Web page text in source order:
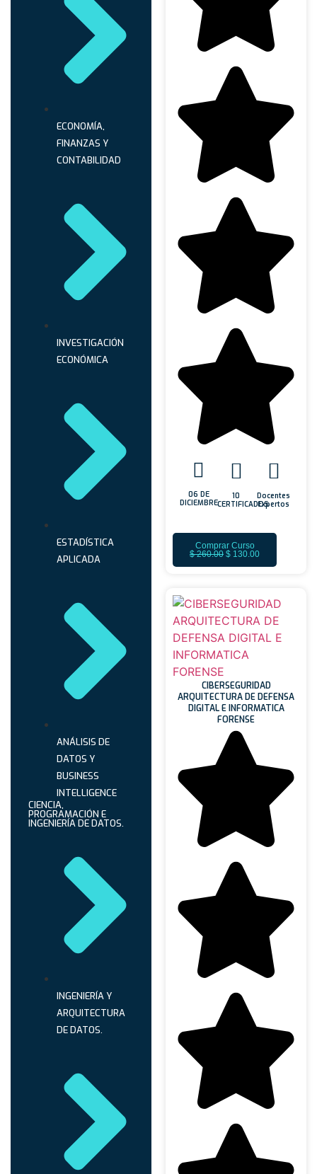
ECONOMÍA,
FINANZAS Y
CONTABILIDAD
INVESTIGACIÓN
ECONÓMICA
ESTADÍSTICA
APLICADA
ANÁLISIS DE
DATOS Y
BUSINESS
INTELLIGENCE
CIENCIA,
PROGRAMACIÓN E
INGENIERÍA DE DATOS.
INGENIERÍA Y
ARQUITECTURA
DE DATOS.
06 DE
DICIEMBRE
10
CERTIFICADOS
Docentes
Expertos
Comprar Curso
$260.00 $ 130.00
CIBERSEGURIDAD
ARQUITECTURA DE DEFENSA
DIGITAL E INFORMATICA
FORENSE